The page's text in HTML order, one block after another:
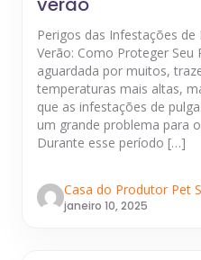
Perigos das Infestações
Verão: Como Proteger
aguardada por muitos,
temperaturas mais altas,
que as infestações de
um grande problema para
Durante esse período […]
Casa do Produtor Pet
janeiro 10, 2025